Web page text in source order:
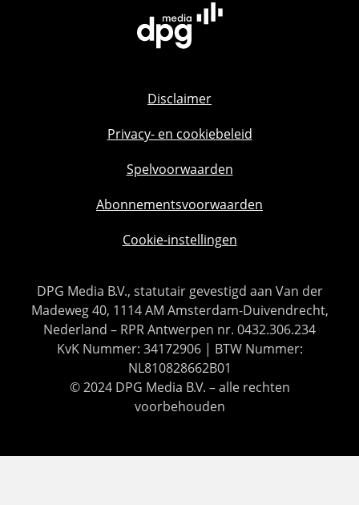
Disclaimer
Privacy- en cookiebeleid
Spelvoorwaarden
Abonnementsvoorwaarden
Cookie-instellingen
DPG Media B.V., statutair gevestigd aan Van der
Madeweg 40, 1114 AM Amsterdam-Duivendrecht,
Nederland – RPR Antwerpen nr. 0432.306.234
KvK Nummer: 34172906 | BTW Nummer:
NL810828662B01
© 2024 DPG Media B.V. – alle rechten
voorbehouden